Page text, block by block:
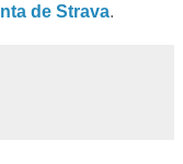
de Strava.